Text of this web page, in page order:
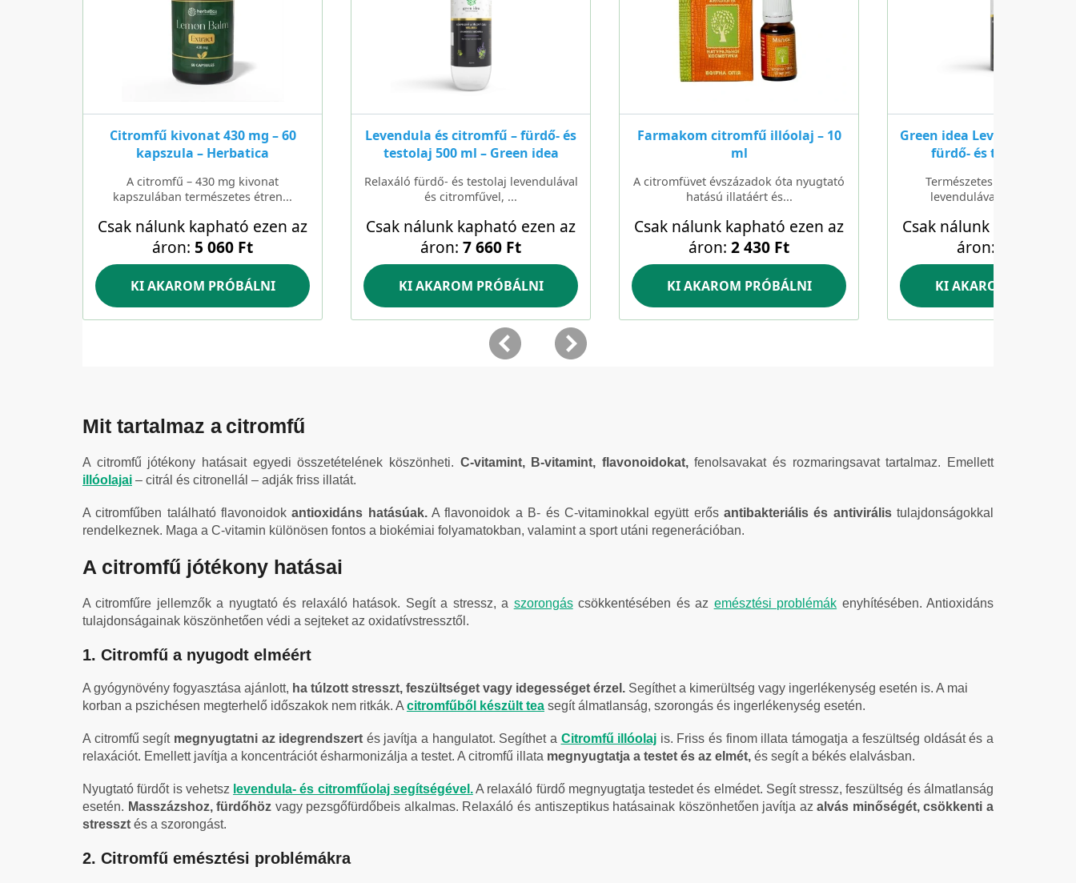
Mit tartalmaz a citromfű
A citromfű jótékony hatásait egyedi összetételének köszönheti. C-vitamint, B-vitamint, flavonoidokat,fenolsavakat és rozmaringsavat tartalmaz. Emellett
illóolajai – citrál és citronellál – adják friss illatát.
A citromfűben található flavonoidokantioxidáns hatásúak.A flavonoidok a B- és C-vitaminokkal együtt erős antibakteriális és antivirálistulajdonságokkal
rendelkeznek. Maga a C-vitamin különösen fontos a biokémiai folyamatokban, valamint a sport utáni regenerációban.
A citromfű jótékony hatásai
A citromfűre jellemzők a nyugtató és relaxáló hatások. Segít a stressz, a szorongáscsökkentésében és az emésztési problémák enyhítésében. Antioxidáns
tulajdonságainak köszönhetően védi a sejteket az oxidatívstressztől.
1. Citromfű a nyugodt elméért
A gyógynövény fogyasztása ajánlott, ha túlzott stresszt, feszültséget vagy idegességet érzel. Segíthet a kimerültség vagy ingerlékenység esetén is. A mai
korban a pszichésen megterhelő időszakok nem ritkák. A citromfűből készült tea segít álmatlanság, szorongás és ingerlékenység esetén.
A citromfű segít megnyugtatni az idegrendszert és javítja a hangulatot. Segíthet a Citromfű illóolaj is. Friss és finom illata támogatja a feszültség oldását és a
relaxációt. Emellett javítja a koncentrációt ésharmonizálja a testet. A citromfű illata megnyugtatja a testet és az elmét, és segít a békés elalvásban.
Nyugtató fürdőt is vehetsz levendula- és citromfűolaj segítségével.A relaxáló fürdő megnyugtatja testedet és elmédet. Segít stressz, feszültség és álmatlanság
esetén. Masszázshoz, fürdőhöz vagy pezsgőfürdőbeis alkalmas. Relaxáló és antiszeptikus hatásainak köszönhetően javítja azalvás minőségét, csökkenti a
stresszt és a szorongást.
2. Citromfű emésztési problémákra